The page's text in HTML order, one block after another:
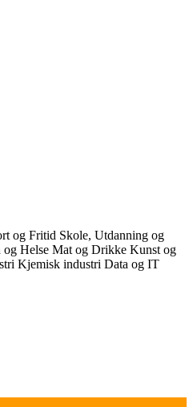
og Fritid Skole, Utdanning og
og Helse Mat og Drikke Kunst og
Kjemisk industri Data og IT